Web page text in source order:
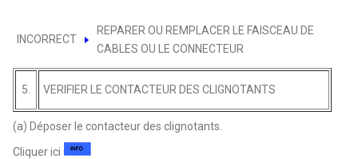
INCORRECT
REPARER OU REMPLACER LE FAISCEAU DE
CABLES OU LE CONNECTEUR
5. VERIFIER LE CONTACTEUR DES CLIGNOTANTS
(a) Déposer le contacteur des clignotants.
Cliquer ici